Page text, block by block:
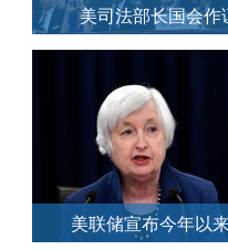
美司法部长国会作
美联储宣布今年以